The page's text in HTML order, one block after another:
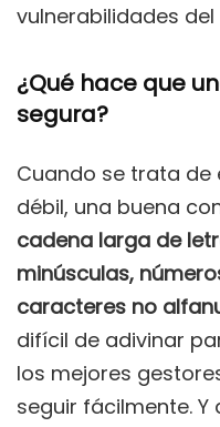
vulnerabilidades
¿Qué hace que
segura?
Cuando se trata
débil, una buena
cadena larga de
minúsculas,
caracteres no
difícil de adivinar
los mejores
seguir fácilmente.